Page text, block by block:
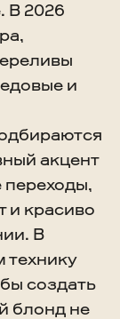
В 2026
и
акцент
переходы,
и красиво
В
технику
создать
блонд не